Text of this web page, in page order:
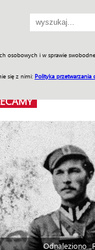
osobowych i w sprawie
się z nimi: Polityka przetwarzania
Jednodniówki
Odnaleziono